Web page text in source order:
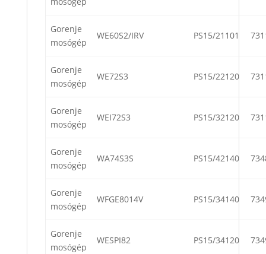
Gorenje
mosógép
WE60S2/IRV PS15/21101
Gorenje
mosógép
WE72S3 PS15/22120
Gorenje
mosógép
WEI72S3 PS15/32120
Gorenje
mosógép
WA74S3S PS15/42140
Gorenje
mosógép
WFGE8014V PS15/34140
Gorenje
mosógép
WESPI82 PS15/34120